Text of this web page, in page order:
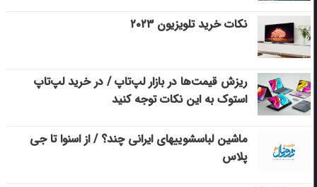
نکات خرید تلویزیون ۲۰۲۳
ریزش قیمت‌ها در بازار لپ‌تاپ / در خرید لپ‌تاپ
استوک به این نکات توجه کنید
ماشین لباسشویی‎های ایرانی چند؟ / از اسنوا تا جی
پلاس